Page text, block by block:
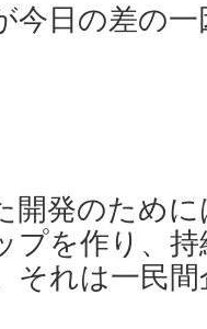
今日の差の
開発のため
プを作り、
それは一民